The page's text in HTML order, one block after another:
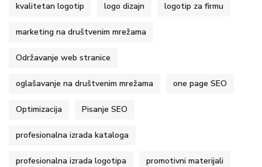
kvalitetan logotip logo dizajn logotip za firmu
marketing na društvenim mrežama
Održavanje web stranice
oglašavanje na društvenim mrežama one page SEO
Optimizacija Pisanje SEO
profesionalna izrada kataloga
profesionalna izrada logotipa promotivni materijali